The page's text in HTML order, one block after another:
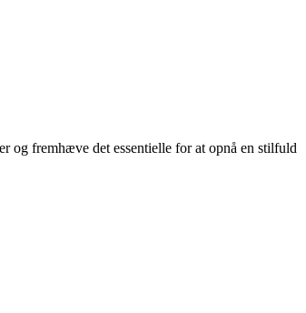
og fremhæve det essentielle for at opnå en stilfuld